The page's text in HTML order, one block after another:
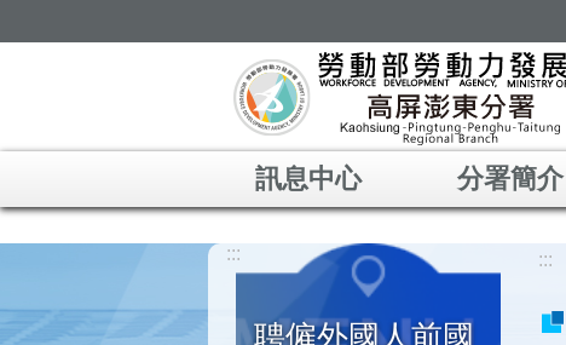
訊息中心 分署簡介
:::
聘僱外國人前國
:::